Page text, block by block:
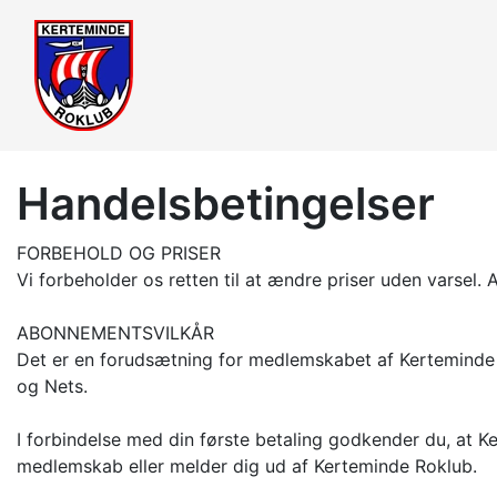
Handelsbetingelser
FORBEHOLD OG PRISER
Vi forbeholder os retten til at ændre priser uden varsel.
ABONNEMENTSVILKÅR
Det er en forudsætning for medlemskabet af
og Nets.
I forbindelse med din første betaling godkender du, at
medlemskab eller melder dig ud af Kerteminde Roklub.